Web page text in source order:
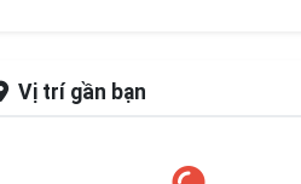
Vị trí gần bạn